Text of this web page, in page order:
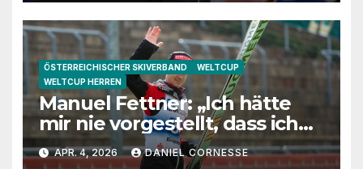
ÖSTERREICHISCHER SKIVERBAND
WELTCUP
WELTCUP HERREN
Manuel Fettner: „Ich hätte
mir nie vorgestellt, dass ich
so lange springe“
APR. 4, 2026 DANIEL CORNESSE